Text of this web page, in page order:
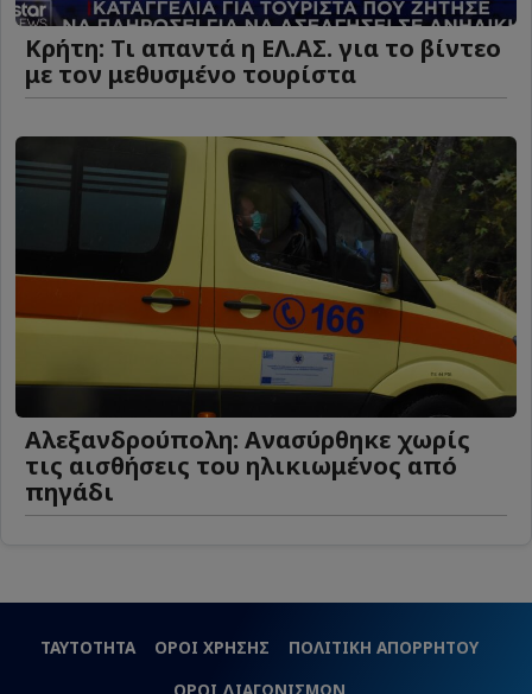
Κρήτη: Τι απαντά η ΕΛ.ΑΣ. για το βίντεο
με τον μεθυσμένο τουρίστα
Αλεξανδρούπολη: Ανασύρθηκε χωρίς
τις αισθήσεις του ηλικιωμένος από
πηγάδι
ΤΑΥΤΟΤΗΤΑ ΟΡΟΙ ΧΡΗΣΗΣ
ΠΟΛΙΤΙΚΗ ΑΠΟΡΡΗΤΟΥ
ΟΡΟΙ ΔΙΑΓΩΝΙΣΜΩΝ